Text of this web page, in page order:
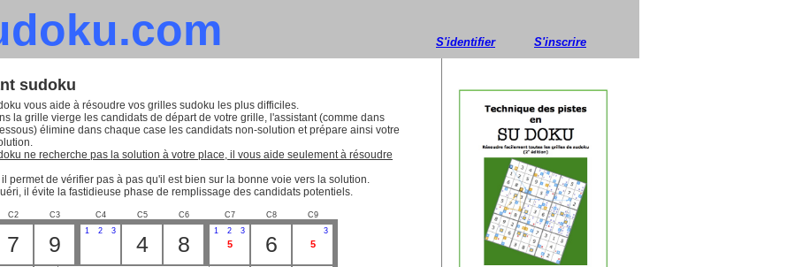
S'identifier S'inscrire
sudoku
vous aide à résoudre vos grilles sudoku les plus difficiles.
la grille vierge les candidats de départ de votre grille, l'assistant (comme dans
élimine dans chaque case les candidats non-solution et prépare ainsi votre
ne recherche pas la solution à votre place, il vous aide seulement à résoudre
il permet de vérifier pas à pas qu'il est bien sur la bonne voie vers la solution.
il évite la fastidieuse phase de remplissage des candidats potentiels.
C2 C3 C4 C5 C6 C7 C8 C9
7 9
1 2 3
4 8
1 2 3
5 6
3
5